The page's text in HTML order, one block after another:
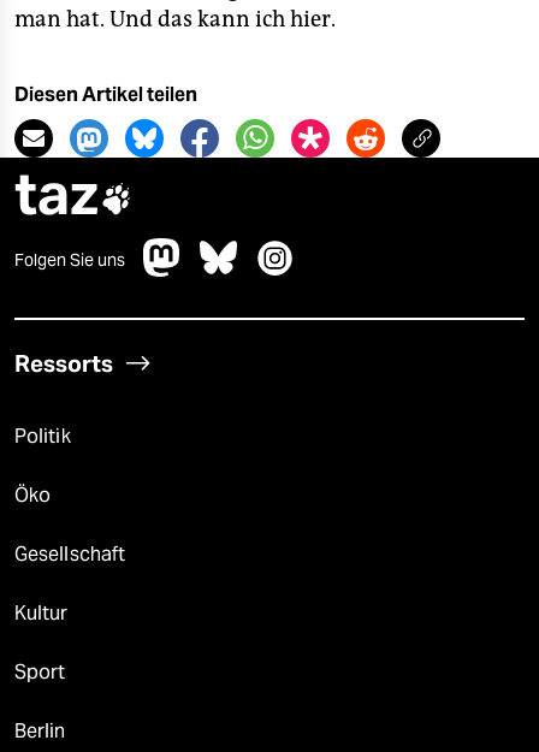
man hat. Und das kann ich hier.
Diesen Artikel teilen
taz
Folgen Sie uns
Ressorts
Politik
Öko
Gesellschaft
Kultur
Sport
Berlin